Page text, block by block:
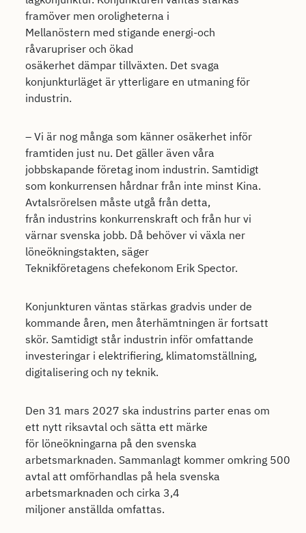
framöver men oroligheterna i
Mellanöstern med stigande energi-och
råvarupriser och ökad
osäkerhet dämpar tillväxten. Det svaga
konjunkturläget är ytterligare en utmaning för
industrin.
– Vi är nog många som känner osäkerhet inför
framtiden just nu. Det gäller även våra
jobbskapande företag inom industrin. Samtidigt
som konkurrensen hårdnar från inte minst Kina.
Avtalsrörelsen måste utgå från detta,
från industrins konkurrenskraft och från hur vi
värnar svenska jobb. Då behöver vi växla ner
löneökningstakten, säger
Teknikföretagens chefekonom Erik Spector.
Konjunkturen väntas stärkas gradvis under de
kommande åren, men återhämtningen är fortsatt
skör. Samtidigt står industrin inför omfattande
investeringar i elektrifiering, klimatomställning,
digitalisering och ny teknik.
Den 31 mars 2027 ska industrins parter enas om
ett nytt riksavtal och sätta ett märke
för löneökningarna på den svenska
arbetsmarknaden. Sammanlagt kommer omkring 500
avtal att omförhandlas på hela svenska
arbetsmarknaden och cirka 3,4
miljoner anställda omfattas.